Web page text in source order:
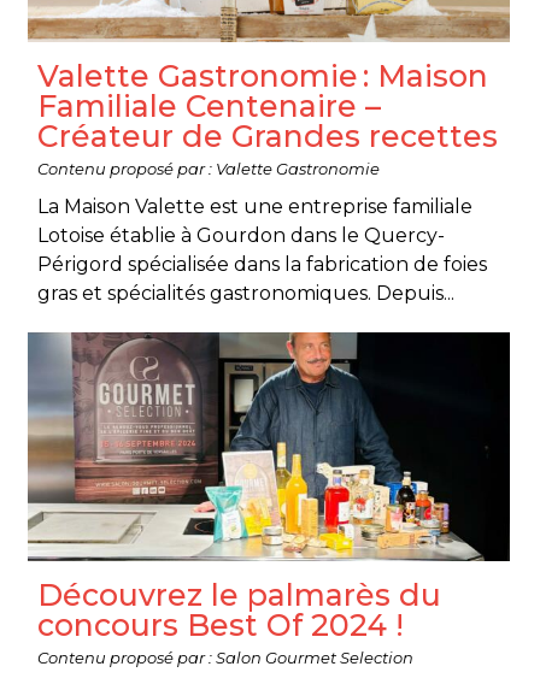
Valette Gastronomie : Maison
Familiale Centenaire –
Créateur de Grandes recettes
Contenu proposé par : Valette Gastronomie
La Maison Valette est une entreprise familiale
Lotoise établie à Gourdon dans le Quercy-
Périgord spécialisée dans la fabrication de foies
gras et spécialités gastronomiques. Depuis...
Découvrez le palmarès du
concours Best Of 2024 !
Contenu proposé par : Salon Gourmet Selection